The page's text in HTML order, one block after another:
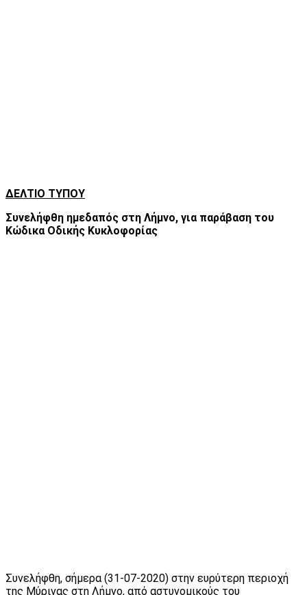
ΔΕΛΤΙΟ ΤΥΠΟΥ
Συνελήφθη ημεδαπός στη Λήμνο, για παράβαση του
Κώδικα Οδικής Κυκλοφορίας
Συνελήφθη, σήμερα (31-07-2020) στην ευρύτερη περιοχή
της Μύρινας στη Λήμνο, από αστυνομικούς του